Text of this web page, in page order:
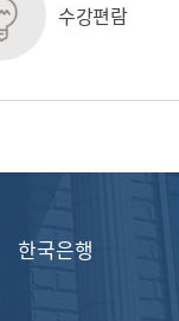
수강편람
한국은행